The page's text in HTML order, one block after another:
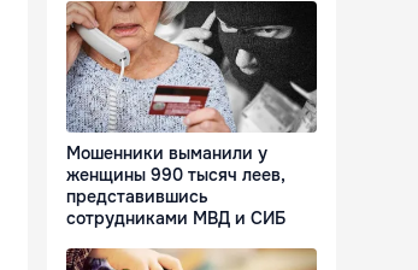
Мошенники выманили у
женщины 990 тысяч леев,
представившись
сотрудниками МВД и СИБ